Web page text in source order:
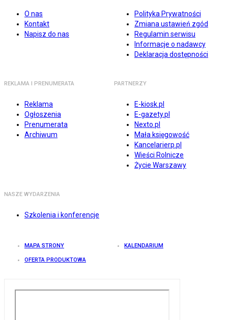
O nas
Kontakt
Napisz do nas
Polityka Prywatności
Zmiana ustawień zgód
Regulamin serwisu
Informacje o nadawcy
Deklaracja dostępności
REKLAMA I PRENUMERATA
Reklama
Ogłoszenia
Prenumerata
Archiwum
PARTNERZY
E-kiosk.pl
E-gazety.pl
Nexto.pl
Mała księgowość
Kancelarierp.pl
Wieści Rolnicze
Życie Warszawy
NASZE WYDARZENIA
Szkolenia i konferencje
MAPA STRONY KALENDARIUM
OFERTA PRODUKTOWA